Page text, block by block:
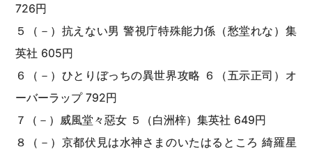
726円
５（－）抗えない男 警視庁特殊能力係（愁堂れな）集
英社 605円
６（－）ひとりぼっちの異世界攻略 ６（五示正司）オ
ーバーラップ 792円
７（－）威風堂々惡女 ５（白洲梓）集英社 649円
８（－）京都伏見は水神さまのいたはるところ 綺羅星